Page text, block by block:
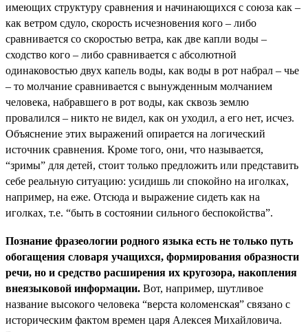
имеющих структуру сравнения и начинающихся с союза как –
как ветром сдуло, скорость исчезновения кого – либо
сравнивается со скоростью ветра, как две капли воды –
сходство кого – либо сравнивается с абсолютной
одинаковостью двух капель воды, как воды в рот набрал – чье
– то молчание сравнивается с вынужденным молчанием
человека, набравшего в рот воды, как сквозь землю
провалился – никто не видел, как он уходил, а его нет, исчез.
Объяснение этих выражений опирается на логический
источник сравнения. Кроме того, они, что называется,
“зримы” для детей, стоит только предложить или представить
себе реальную ситуацию: усидишь ли спокойно на иголках,
например, на еже. Отсюда и выражение сидеть как на
иголках, т.е. “быть в состоянии сильного беспокойства”.
Познание фразеологии родного языка есть не только путь
обогащения словаря учащихся, формирования образности
речи, но и средство расширения их кругозора, накопления
внеязыковой информации. Вот, например, шутливое
название высокого человека “верста коломенская” связано с
историческим фактом времен царя Алексея Михайловича.